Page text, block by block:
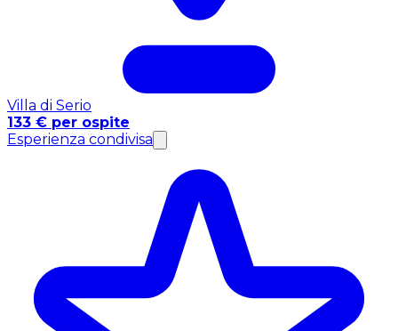
Villa di Serio
133 € per ospite
Esperienza condivisa